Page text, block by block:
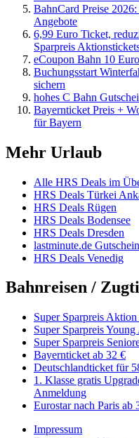
BahnCard Preise
Angebote
6,99 Euro Ticket,
Sparpreis
eCoupon Bahn 10 Euro
Buchungsstart
sichern
hohes C Bahn
Bayernticket Preis +
für Bayern
Mehr Urlaub
Alle HRS Deals im
HRS Deals Türkei
HRS Deals Rügen
HRS Deals Bodensee
HRS Deals Dresden
lastminute.de
HRS Deals Venedig
Bahnreisen /
Super Sparpreis
Super Sparpreis
Super Sparpreis
Bayernticket ab 32 €
Deutschlandticket für
1. Klasse gratis
Anmeldung
Eurostar nach Paris ab
Impressum